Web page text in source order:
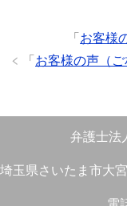
「 お客様
「 お客様の声（
弁護士法
埼玉県さいたま市大